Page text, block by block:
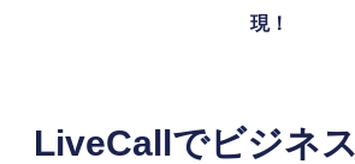
現！
LiveCallでビジネ